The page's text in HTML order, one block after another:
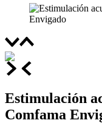
Estimulación
Comfama